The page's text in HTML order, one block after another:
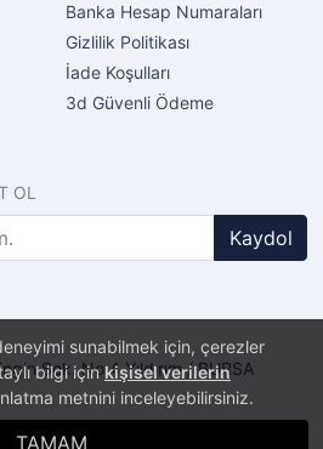
sunabilmek için, çerezler
bilgi içinkişisel verilerin
metnini inceleyebilirsiniz.
TAMAM
Banka Hesap Numaraları
Gizlilik Politikası
İade Koşulları
3d Güvenli Ödeme
OL
Kaydol
Sok. No.4 Yıldırım / BURSA